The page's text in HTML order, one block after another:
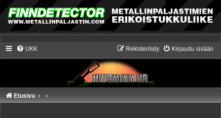
UKK Kirjaudu sisään
Rekisteröidy
Etusivu